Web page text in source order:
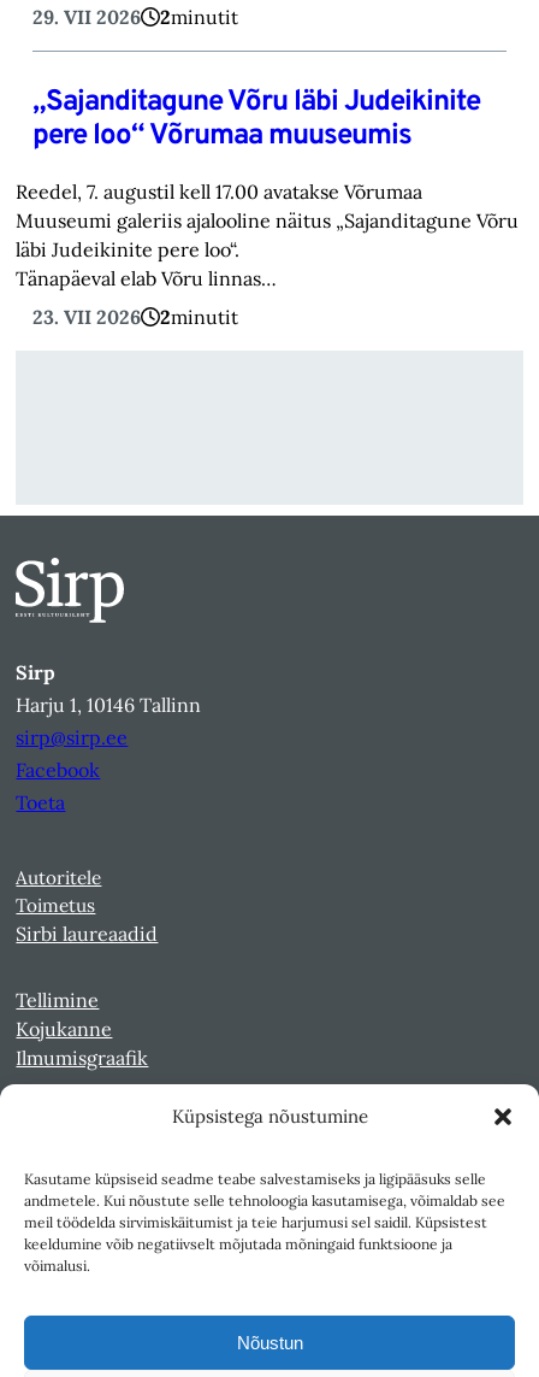
Küpsistega nõustumine
Kasutame küpsiseid seadme teabe salvestamiseks ja ligipääsuks selle
andmetele. Kui nõustute selle tehnoloogia kasutamisega, võimaldab see
meil töödelda sirvimiskäitumist ja teie harjumusi sel saidil. Küpsistest
keeldumine võib negatiivselt mõjutada mõningaid funktsioone ja
võimalusi.
Nõustun
29. VII 2026
2minutit
„Sajanditagune Võru läbi Judeikinite
pere loo“ Võrumaa muuseumis
Reedel, 7. augustil kell 17.00 avatakse Võrumaa
Muuseumi galeriis ajalooline näitus „Sajanditagune Võru
läbi Judeikinite pere loo“.
Tänapäeval elab Võru linnas…
23. VII 2026
2minutit
Sirp
Harju 1, 10146 Tallinn
sirp@sirp.ee
Facebook
Toeta
Autoritele
Toimetus
Sirbi laureaadid
Tellimine
Kojukanne
Ilmumisgraafik
Kultuurileht 1994-1997
Reede 1989-1990
Sirp ja Vasar 1940-1989
Teksti- ja andmekaeve